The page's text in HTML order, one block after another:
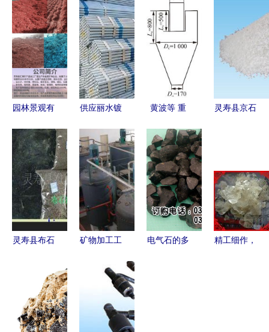
园林景观有
创新实践
从染色木屑
到矿物加工
供应丽水镀
加工服务
——冶金矿
产领域的高
品质选择
黄波等 重
分选过程的
离散分析与
数值模拟研
究
灵寿县京石
供应商与批
发服务
灵寿县布石
工厂 专业
矿物加工助
力产业发展
矿物加工工
内顶尖院校
实力盘点与
选择指南
电气石的多
精工细作，